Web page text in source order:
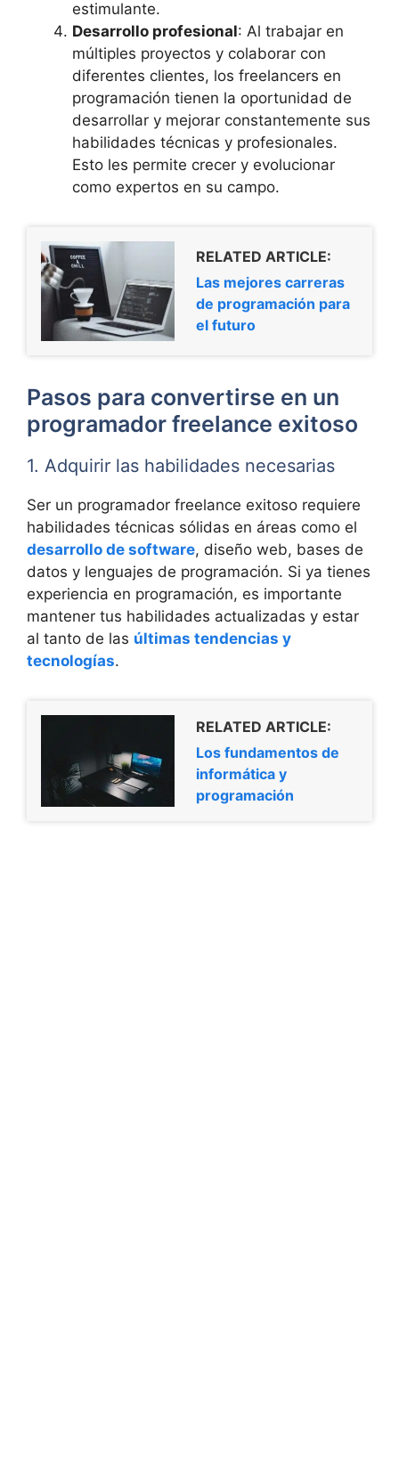
estimulante.
Desarrollo profesional: Al trabajar en
múltiples proyectos y colaborar con
diferentes clientes, los freelancers en
programación tienen la oportunidad de
desarrollar y mejorar constantemente sus
habilidades técnicas y profesionales.
Esto les permite crecer y evolucionar
como expertos en su campo.
RELATED ARTICLE:
Las mejores carreras
de programación para
el futuro
Pasos para convertirse en un
programador freelance exitoso
1. Adquirir las habilidades necesarias
Ser un programador freelance exitoso requiere
habilidades técnicas sólidas en áreas como el
desarrollo de software, diseño web, bases de
datos y lenguajes de programación. Si ya tienes
experiencia en programación, es importante
mantener tus habilidades actualizadas y estar
al tanto de las últimas tendencias y
tecnologías.
RELATED ARTICLE:
Los fundamentos de
informática y
programación